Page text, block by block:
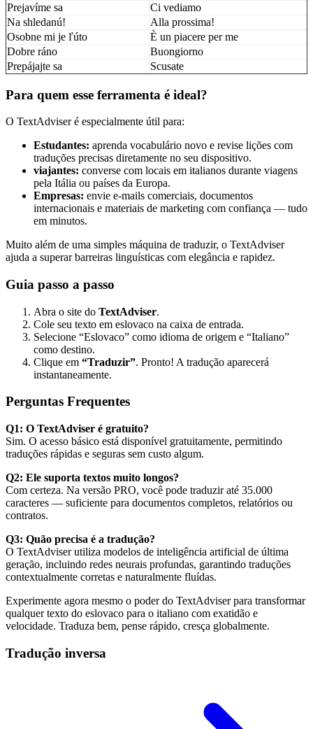
Prejavíme sa
Ci vediamo
Na shledanú!
Alla prossima!
Osobne mi je ľúto
È un piacere per me
Dobre ráno
Buongiorno
Prepájajte sa
Scusate
Para quem esse ferramenta é ideal?
O TextAdviser é especialmente útil para:
Estudantes: aprenda vocabulário novo e revise lições com
traduções precisas diretamente no seu dispositivo.
viajantes: converse com locais em italianos durante viagens
pela Itália ou países da Europa.
Empresas: envie e-mails comerciais, documentos
internacionais e materiais de marketing com confiança — tudo
em minutos.
Muito além de uma simples máquina de traduzir, o TextAdviser
ajuda a superar barreiras linguísticas com elegância e rapidez.
Guia passo a passo
Abra o site do TextAdviser.
Cole seu texto em eslovaco na caixa de entrada.
Selecione “Eslovaco” como idioma de origem e “Italiano”
como destino.
Clique em “Traduzir”. Pronto! A tradução aparecerá
instantaneamente.
Perguntas Frequentes
Q1: O TextAdviser é gratuito?
Sim. O acesso básico está disponível gratuitamente, permitindo
traduções rápidas e seguras sem custo algum.
Q2: Ele suporta textos muito longos?
Com certeza. Na versão PRO, você pode traduzir até 35.000
caracteres — suficiente para documentos completos, relatórios ou
contratos.
Q3: Quão precisa é a tradução?
O TextAdviser utiliza modelos de inteligência artificial de última
geração, incluindo redes neurais profundas, garantindo traduções
contextualmente corretas e naturalmente fluídas.
Experimente agora mesmo o poder do TextAdviser para transformar
qualquer texto do eslovaco para o italiano com exatidão e
velocidade. Traduza bem, pense rápido, cresça globalmente.
Tradução inversa